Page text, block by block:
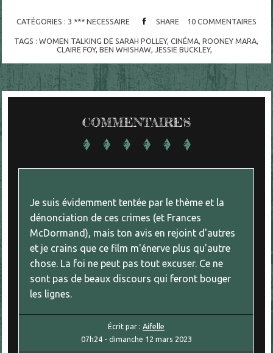
CATÉGORIES : 3 *** NECESSAIRE SHARE 10 COMMENTAIRES
TAGS :WOMEN TALKING DE SARAH POLLEY,CINÉMA,ROONEY MARA,
CLAIRE FOY,BEN WHISHAW,JESSIE BUCKLEY,
COMMENTAIRES
Je suis évidemment tentée par le thème et la
dénonciation de ces crimes (et Frances
McDormand), mais ton avis en rejoint d'autres
et je crains que ce film m'énerve plus qu'autre
chose. La foi ne peut pas tout excuser. Ce ne
sont pas de beaux discours qui feront bouger
les lignes.
Écrit par :Aifelle
07h24- dimanche 12 mars 2023